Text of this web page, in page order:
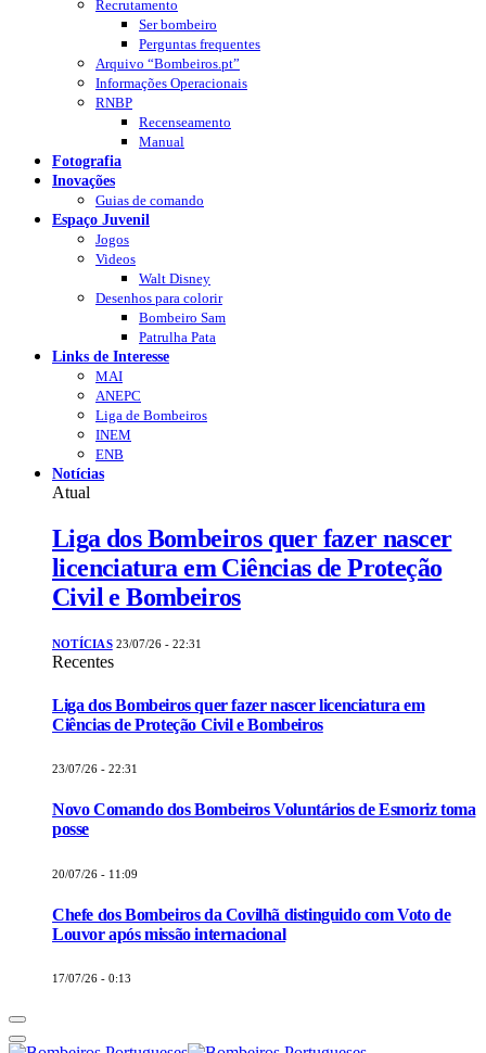
Recrutamento
Ser bombeiro
Perguntas frequentes
Arquivo “Bombeiros.pt”
Informações Operacionais
RNBP
Recenseamento
Manual
Fotografia
Inovações
Guias de comando
Espaço Juvenil
Jogos
Videos
Walt Disney
Desenhos para colorir
Bombeiro Sam
Patrulha Pata
Links de Interesse
MAI
ANEPC
Liga de Bombeiros
INEM
ENB
Notícias
Atual
Liga dos Bombeiros quer fazer nascer
licenciatura em Ciências de Proteção
Civil e Bombeiros
NOTÍCIAS 23/07/26 - 22:31
Recentes
Liga dos Bombeiros quer fazer nascer licenciatura em
Ciências de Proteção Civil e Bombeiros
23/07/26 - 22:31
Novo Comando dos Bombeiros Voluntários de Esmoriz toma
posse
20/07/26 - 11:09
Chefe dos Bombeiros da Covilhã distinguido com Voto de
Louvor após missão internacional
17/07/26 - 0:13